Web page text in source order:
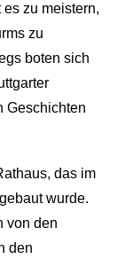
zu meistern,
zu
boten sich
Geschichten
das im
wurde.
von den
den